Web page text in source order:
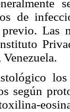
de
Las
según